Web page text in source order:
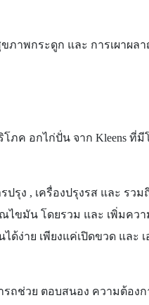
ขภาพกระดูก และ การเผาผ
โภค อกไก่ปั่น จาก Kleens ที่
รุง , เครื่องปรุงรส และ รวม
ไขมัน โดยรวม และ เพิ่มค
ด้ง่าย เพียงแค่เปิดขวด และ
ถช่วย ตอบสนอง ความต้อง